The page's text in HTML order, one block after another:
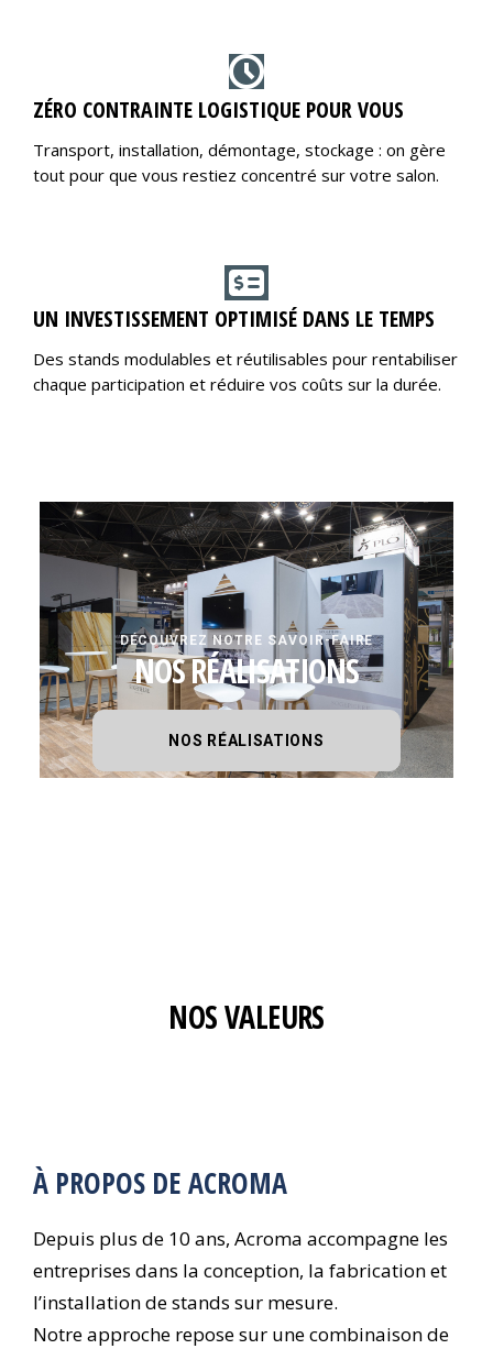
ZÉRO CONTRAINTE LOGISTIQUE POUR VOUS
Transport, installation, démontage, stockage : on gère
tout pour que vous restiez concentré sur votre salon.
UN INVESTISSEMENT OPTIMISÉ DANS LE TEMPS
Des stands modulables et réutilisables pour rentabiliser
chaque participation et réduire vos coûts sur la durée.
DÉCOUVREZ NOTRE SAVOIR-FAIRE
NOS RÉALISATIONS
NOS RÉALISATIONS
NOS VALEURS
À PROPOS DE ACROMA
Depuis plus de 10 ans, Acroma accompagne les
entreprises dans la conception, la fabrication et
l’installation de stands sur mesure.
Notre approche repose sur une combinaison de